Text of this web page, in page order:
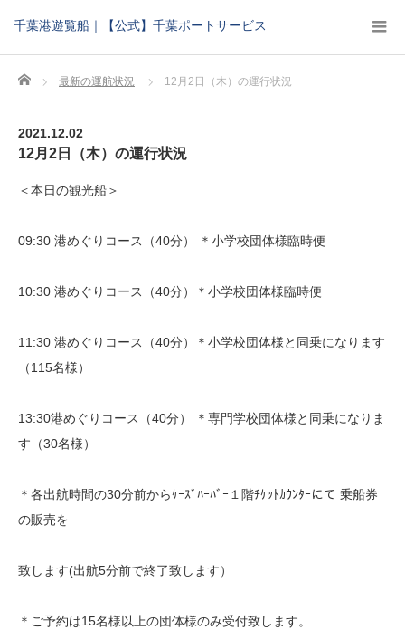
千葉港遊覧船｜【公式】千葉ポートサービス
Home 最新の運航状況 12月2日（木）の運行状況
2021.12.02
12月2日（木）の運行状況
＜本日の観光船＞
09:30 港めぐりコース（40分） ＊小学校団体様臨時便
10:30 港めぐりコース（40分）＊小学校団体様臨時便
11:30 港めぐりコース（40分）＊小学校団体様と同乗になります
（115名様）
13:30港めぐりコース（40分） ＊専門学校団体様と同乗になりま
す（30名様）
＊各出航時間の30分前からｹｰｽﾞﾊｰﾊﾞｰ１階ﾁｹｯﾄｶｳﾝﾀｰにて 乗船券
の販売を
致します(出航5分前で終了致します）
＊ご予約は15名様以上の団体様のみ受付致します。